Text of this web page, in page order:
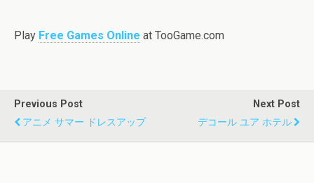
Play Free Games Online at TooGame.com
Previous Post
アニメ サマー ドレスアップ
Next Post
デコール ユア ホテル